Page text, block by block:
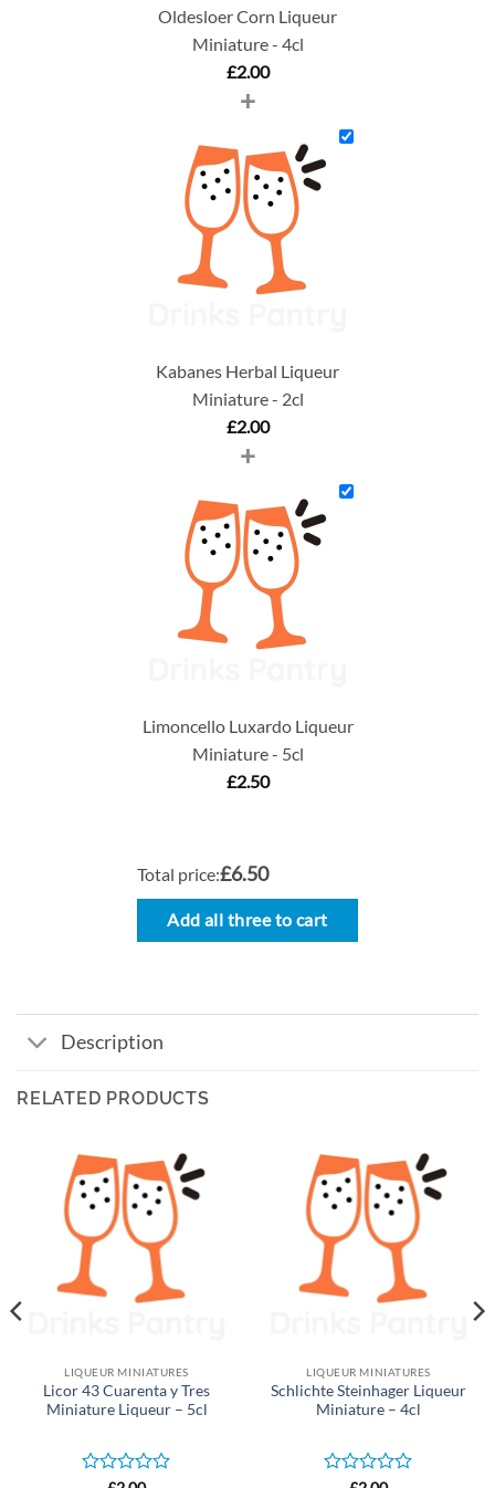
Oldesloer Corn Liqueur
Miniature - 4cl
£2.00
+
Kabanes Herbal Liqueur
Miniature - 2cl
£2.00
+
Limoncello Luxardo Liqueur
Miniature - 5cl
£2.50
Total price:£6.50
Add all three to cart
Description
RELATED PRODUCTS
LIQUEUR MINIATURES
Licor 43 Cuarenta y Tres
Miniature Liqueur – 5cl
LIQUEUR MINIATURES
Schlichte Steinhager Liqueur
Miniature – 4cl